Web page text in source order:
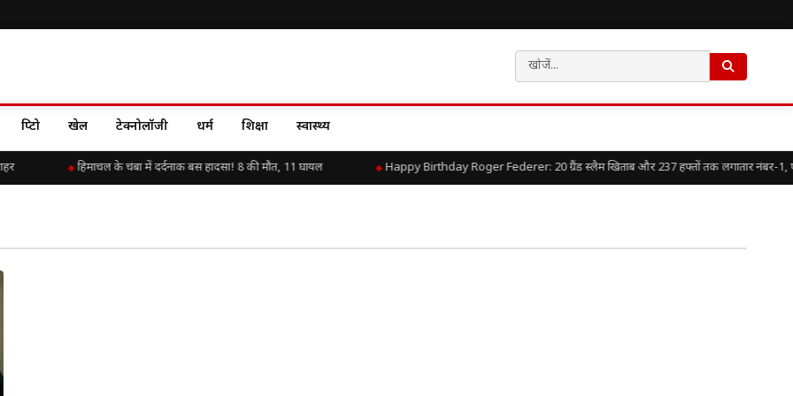
क्रिप्टो खेल टेक्नोलॉजी धर्म शिक्षा स्वास्थ्य
हिमाचल के चंबा में दर्दनाक बस हादसा! 8 की मौत, 11 घायल Happy Birthday Roger Federer: 20 ग्रैंड स्लैम खिताब और 237 हफ्तों तक लगातार नंबर-1,